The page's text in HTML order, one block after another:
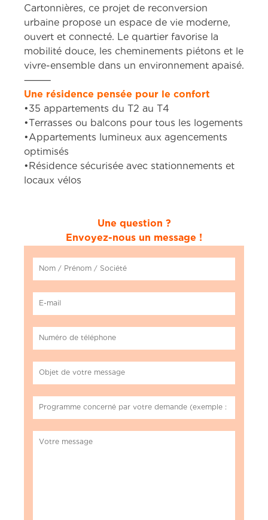
Cartonnières, ce projet de reconversion
urbaine propose un espace de vie moderne,
ouvert et connecté. Le quartier favorise la
mobilité douce, les cheminements piétons et le
vivre-ensemble dans un environnement apaisé.
⸻
Une résidence pensée pour le confort
•35 appartements du T2 au T4
•Terrasses ou balcons pour tous les logements
•Appartements lumineux aux agencements
optimisés
•Résidence sécurisée avec stationnements et
locaux vélos
Une question ?
Envoyez-nous un message !